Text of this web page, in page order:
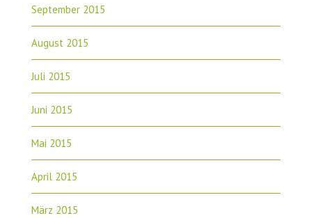
September 2015
August 2015
Juli 2015
Juni 2015
Mai 2015
April 2015
März 2015